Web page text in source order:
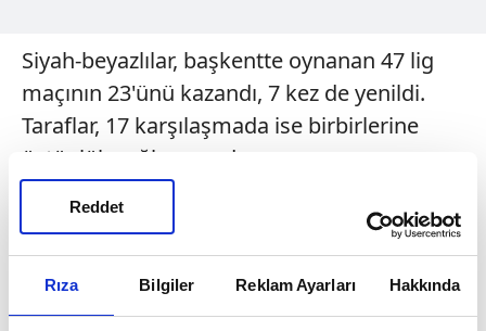
Rıza Bilgiler Reklam Ayarları Hakkında
Reddet
Siyah-beyazlılar, başkentte oynanan 47 lig
maçının 23'ünü kazandı, 7 kez de yenildi.
Taraflar, 17 karşılaşmada ise birbirlerine
üstünlük sağlayamadı.
Ankara'da siyah-beyazlılar 75, kırmızı-
siyahlılar 38 gol attı.
Beşiktaş, son olarak 2019-2020 ve 2020-
2021 sezonlarında Ankara'da oynanan